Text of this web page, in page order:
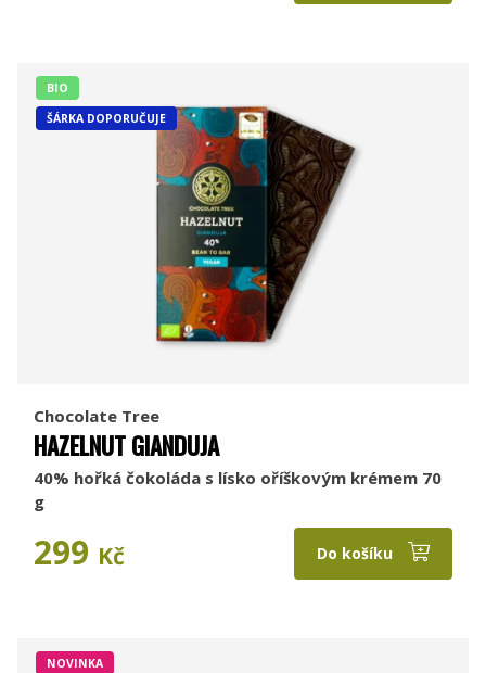
BIO
ŠÁRKA DOPORUČUJE
Chocolate Tree
HAZELNUT GIANDUJA
40% hořká čokoláda s lísko oříškovým krémem 70
g
299 Kč Do košíku
NOVINKA